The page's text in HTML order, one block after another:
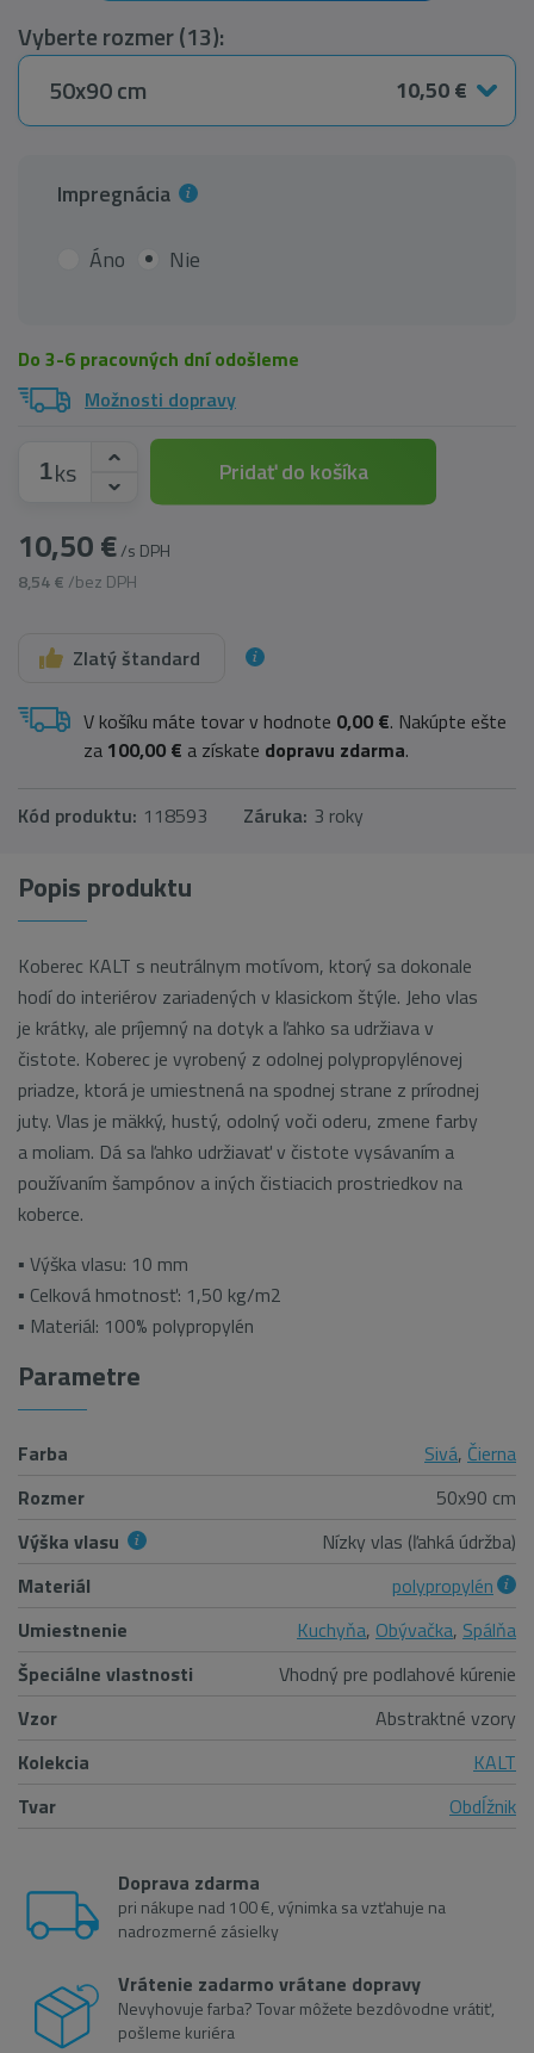
Vyberte rozmer (13):
50x90 cm
10,50 €
Impregnácia
Áno Nie
Do 3-6 pracovných dní odošleme
Možnosti dopravy
ks
10,50 €/s DPH
8,54 € /bez DPH
Pridať do košíka
Zlatý štandard
V košíku máte tovar v hodnote 0,00 €. Nakúpte ešte
za 100,00 € a získate dopravu zdarma.
Kód produktu: 118593 Záruka: 3 roky
Popis produktu
Koberec KALT s neutrálnym motívom, ktorý sa dokonale
hodí do interiérov zariadených v klasickom štýle. Jeho vlas
je krátky, ale príjemný na dotyk a ľahko sa udržiava v
čistote. Koberec je vyrobený z odolnej polypropylénovej
priadze, ktorá je umiestnená na spodnej strane z prírodnej
juty. Vlas je mäkký, hustý, odolný voči oderu, zmene farby
a moliam. Dá sa ľahko udržiavať v čistote vysávaním a
používaním šampónov a iných čistiacich prostriedkov na
koberce.
▪ Výška vlasu: 10 mm
▪ Celková hmotnosť: 1,50 kg/m2
▪ Materiál: 100% polypropylén
Parametre
Farba Sivá, Čierna
Rozmer
50x90 cm
Výška vlasu
Nízky vlas (ľahká údržba)
Materiál
polypropylén
Umiestnenie
Kuchyňa, Obývačka, Spálňa
Špeciálne vlastnosti
Vhodný pre podlahové kúrenie
Vzor
Abstraktné vzory
Kolekcia
KALT
Tvar
Obdĺžnik
Doprava zdarma
pri nákupe nad 100 €, výnimka sa vzťahuje na
nadrozmerné zásielky
Vrátenie zadarmo vrátane dopravy
Nevyhovuje farba? Tovar môžete bezdôvodne vrátiť,
pošleme kuriéra